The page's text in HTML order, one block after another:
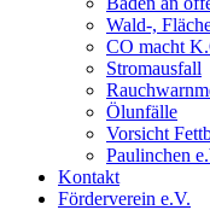
Wald-,
CO macht
Stromausfall
Ölunfälle
Vorsicht
Paulinchen
Kontakt
Förderverein e.V.